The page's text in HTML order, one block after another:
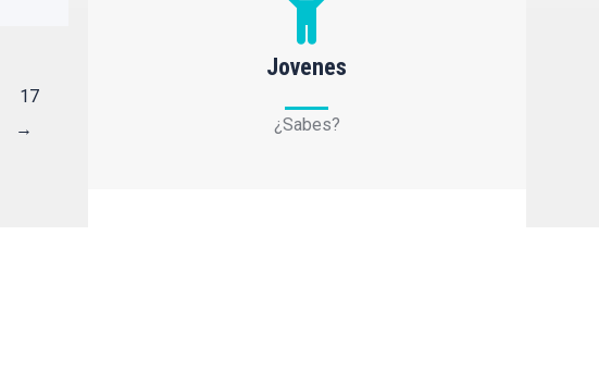
17
→
Jovenes
¿Sabes?